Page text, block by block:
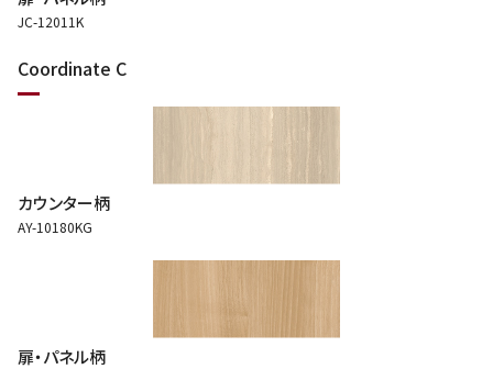
JC-12011K
Coordinate C
カウンター柄
AY-10180KG
扉・パネル柄